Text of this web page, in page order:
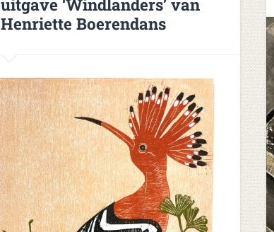
uitgave ‘Windlanders’ van
Henriette Boerendans